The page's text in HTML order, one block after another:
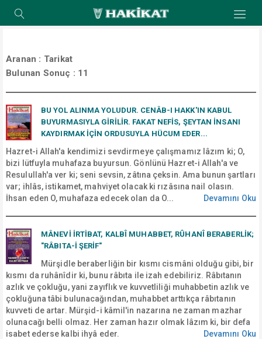
Aranan : Tarikat
Bulunan Sonuç : 11
BU YOL ALINMA YOLUDUR. CENÂB-I HAKK'IN KABUL
BUYURMASIYLA GİRİLİR. FAKAT NEFİS, ŞEYTAN İNSANI
KAYDIRMAK İÇİN ORDUSUYLA HÜCUM EDER...
Hazret-i Allah'a kendimizi sevdirmeye çalışmamız lâzım ki; O,
bizi lütfuyla muhafaza buyursun. Gönlünü Hazret-i Allah'a ve
Resulullah'a ver ki; seni sevsin, zâtına çeksin. Ama bunun şartları
var; ihlâs, istikamet, mahviyet olacak ki rızâsına nail olasın.
İhsan eden O, muhafaza edecek olan da O...
Devamını Oku
MÂNEVİ İRTİBAT, KALBÎ MUHABBET, RÛHANÎ BERABERLİK;
"RÂBITA-İ ŞERİF"
Mürşidle beraberliğin bir kısmı cismâni olduğu gibi, bir
kısmı da ruhânîdir ki, bunu râbıta ile izah edebiliriz. Râbıtanın
azlık ve çokluğu, yani zayıflık ve kuvvetliliği muhabbetin azlık ve
çokluğuna tâbi bulunacağından, muhabbet arttıkça râbıtanın
kuvveti de artar. Mürşid-i kâmil'in nazarına ne zaman mazhar
olunacağı belli olmaz. Her zaman hazır olmak lâzım ki, bir defa
isabet ederse kalbi ihyâ eder.
Devamını Oku